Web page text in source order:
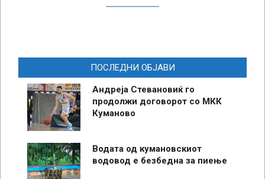
ПОСЛЕДНИ ОБЈАВИ
Андреја Стевановиќ го
продолжи договорот со МКК
Куманово
Водата од кумановскиот
водовод е безбедна за пиење